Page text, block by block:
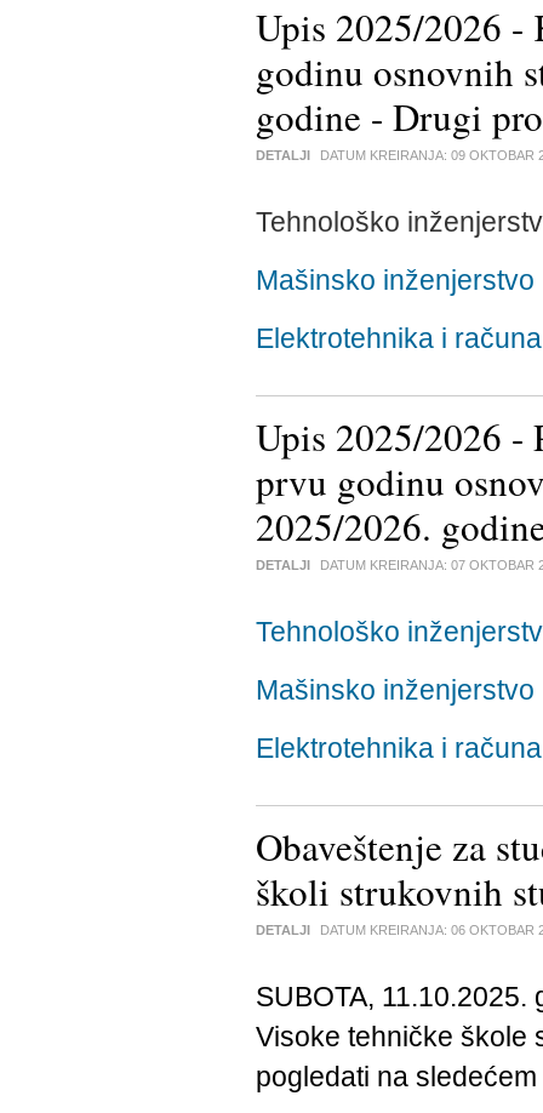
Upis 2025/2026 -
godinu osnovnih
godine - Drugi
DETALJI DATUM KREIRANJA: 09 OKTOBAR
Tehnološko
Mašinsko inženjerstvo
Elektrotehnika i
Upis 2025/2026 -
prvu godinu
2025/2026.
DETALJI DATUM KREIRANJA: 07 OKTOBAR
Tehnološko
Mašinsko inženjerstvo
Elektrotehnika i
Obaveštenje za
školi strukovnih
DETALJI DATUM KREIRANJA: 06 OKTOBAR
SUBOTA,
Visoke tehničke škole
pogledati na sledećem